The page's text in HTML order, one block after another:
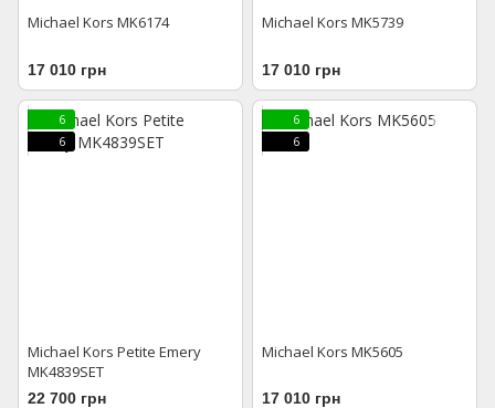
Michael Kors MK6174
17 010 грн
Michael Kors MK5739
17 010 грн
6
6
Michael Kors Petite Emery
MK4839SET
22 700 грн
6
6
Michael Kors MK5605
17 010 грн